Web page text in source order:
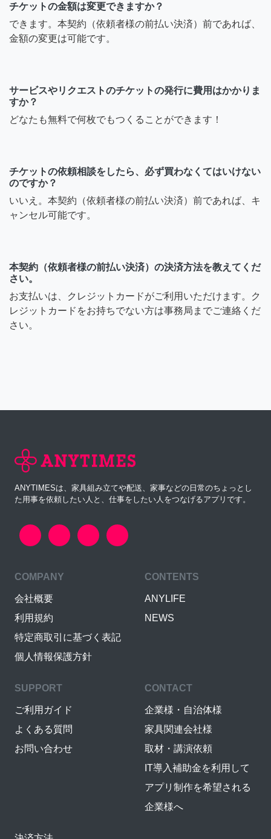
チケットの金額は変更できますか？
できます。本契約（依頼者様の前払い決済）前であれば、
金額の変更は可能です。
サービスやリクエストのチケットの発行に費用はかかりま
すか？
どなたも無料で何枚でもつくることができます！
チケットの依頼相談をしたら、必ず買わなくてはいけない
のですか？
いいえ。本契約（依頼者様の前払い決済）前であれば、キ
ャンセル可能です。
本契約（依頼者様の前払い決済）の決済方法を教えてくだ
さい。
お支払いは、クレジットカードがご利用いただけます。ク
レジットカードをお持ちでない方は事務局までご連絡くだ
さい。
ANYTIMESは、家具組み立てや配送、家事などの日常のちょっとし
た用事を依頼したい人と、仕事をしたい人をつなげるアプリです。
COMPANY
会社概要
利用規約
特定商取引に基づく表記
個人情報保護方針
CONTENTS
ANYLIFE
NEWS
SUPPORT
ご利用ガイド
よくある質問
お問い合わせ
CONTACT
企業様・自治体様
家具関連会社様
取材・講演依頼
IT導入補助金を利用して
アプリ制作を希望される
企業様へ